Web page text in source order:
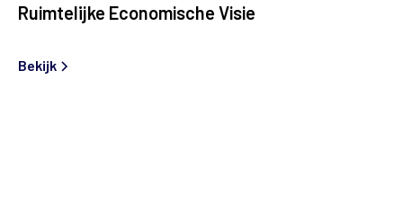
Ruimtelijke Economische Visie
Bekijk